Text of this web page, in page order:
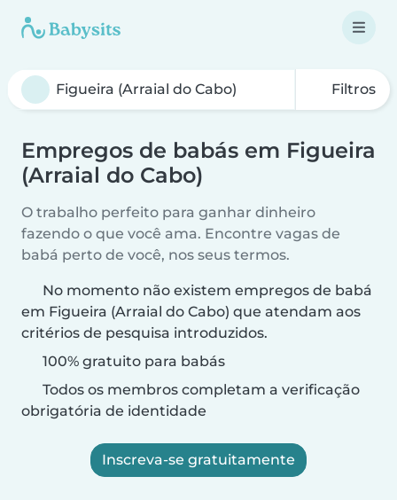
Filtros
Empregos de babás em Figueira
(Arraial do Cabo)
O trabalho perfeito para ganhar dinheiro
fazendo o que você ama. Encontre vagas de
babá perto de você, nos seus termos.
No momento não existem empregos de babá
em Figueira (Arraial do Cabo) que atendam aos
critérios de pesquisa introduzidos.
100% gratuito para babás
Todos os membros completam a verificação
obrigatória de identidade
Inscreva-se gratuitamente